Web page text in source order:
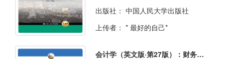
出版社： 中国人民大学出版社
上传者： * 最好的自己*
会计学（英文版·第27版）：财务会计分册